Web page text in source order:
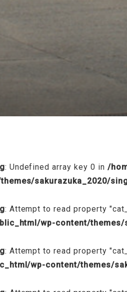
sakurazuka.ed.jp/
: Undefined array key 0 in /
sakurazuka_2020/
: Attempt to read property
wp-content/themes/
: Attempt to read property
wp-content/themes/